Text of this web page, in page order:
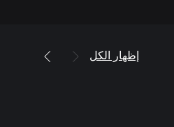
إظهار الكل